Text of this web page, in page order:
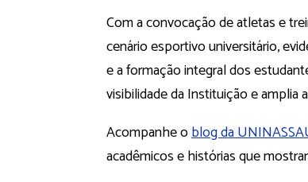
Com a convocação de atletas e
cenário esportivo universitário,
e a formação integral dos
visibilidade da Instituição e amplia
Acompanhe oblog da
acadêmicos e histórias que